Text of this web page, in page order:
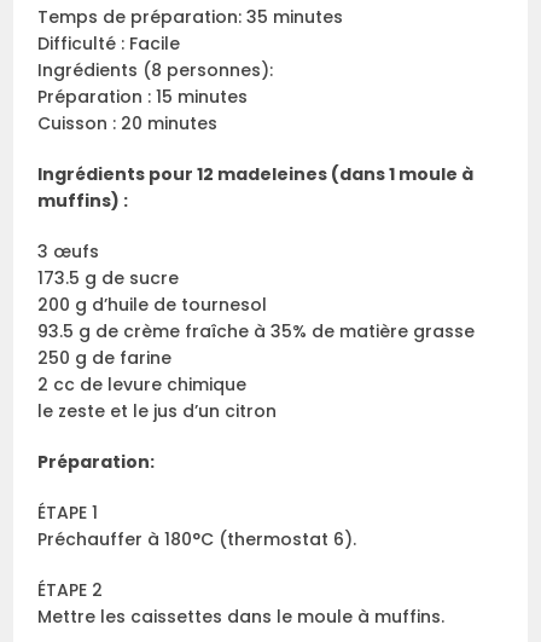
Temps de préparation: 35 minutes
Difficulté : Facile
Ingrédients (8 personnes):
Préparation : 15 minutes
Cuisson : 20 minutes
Ingrédients pour 12 madeleines (dans 1 moule à
muffins) :
3 œufs
173.5 g de sucre
200 g d’huile de tournesol
93.5 g de crème fraîche à 35% de matière grasse
250 g de farine
2 cc de levure chimique
le zeste et le jus d’un citron
Préparation:
ÉTAPE 1
Préchauffer à 180°C (thermostat 6).
ÉTAPE 2
Mettre les caissettes dans le moule à muffins.